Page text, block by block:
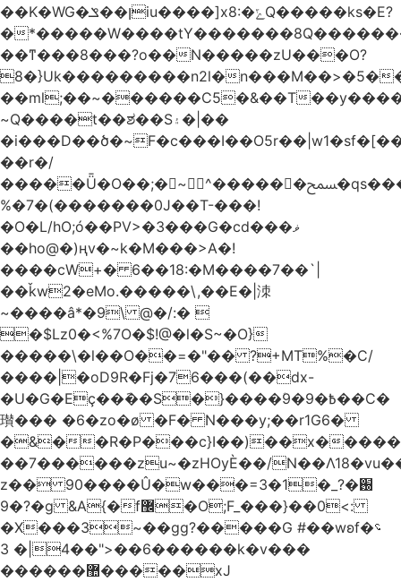
��Κ�WG�ן��ݏiu����]x8:�ݻQ�����ks�E?
�
��ͳ���8���?o��N�����zU���O?
8�}Uk���������n2l�n���M��>�5�
��ml;��~������C5�&��T
~Q����t��ಶ��S۽�|��
��r�/
�����Ǖ�O��;�~^������ﵟ�qs������O�����o=`�����g)�L����
%�7�(�������0J��T-���!
�O�L/hO;ó��PV>�3���G�cd���ޥ
��ho@�)ңv�~k�M���>A�!
����cW+� 6��18:�M����7��`|
��ǩw2�eMo.�����\,��E�|洓
~����â*�9\ @�/:� 
�$Lz0�<%7O�$!@�l�S~�O}
�����\�l��O��=�"�� ?+MT%�C/
����|�oD9R�Fj�76���(��dx-
�U�G�Eç��݇��S�}����ؘ߿�9�9��C�
瓉��� �6�zo�ø �F� N���y;��r1G6�
�&��R�P���c}I��)��x�
��7������zu~�zHOyЀ��/
z�� 90����Û�w���=3�1�_֐�?
�9?�ɡ &A{�f޼�O;F_���}��0<:
�X���3~��gg?�����G #��wʚf؝�
�6��<"��4|� 3�����k�v���
������޺�����xJ